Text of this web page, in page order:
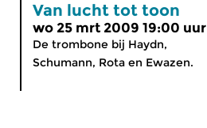
Van lucht tot toon
wo 25 mrt 2009 19:00 uur
De trombone bij Haydn,
Schumann, Rota en Ewazen.